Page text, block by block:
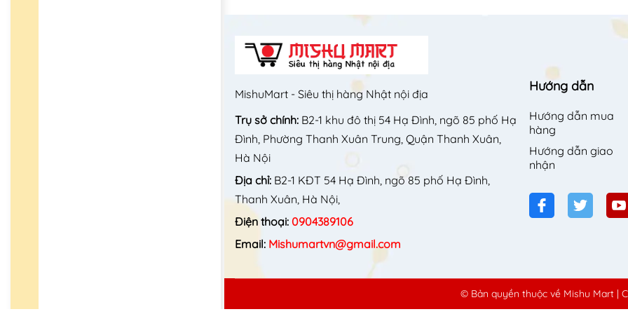
MishuMart - Siêu thị hàng Nhật nội địa
Trụ sở chính: B2-1 khu đô thị 54 Hạ Đình, ngõ 85 phố Hạ
Đình, Phường Thanh Xuân Trung, Quận Thanh Xuân,
Hà Nội
Địa chỉ: B2-1 KĐT 54 Hạ Đình, ngõ 85 phố Hạ Đình,
Thanh Xuân, Hà Nội,
Điện thoại: 0904389106
Email: Mishumartvn@gmail.com
Hướng dẫn
Hướng dẫn mua
hàng
Hướng dẫn giao
nhận
© Bản quyền thuộc về Mishu Mart |